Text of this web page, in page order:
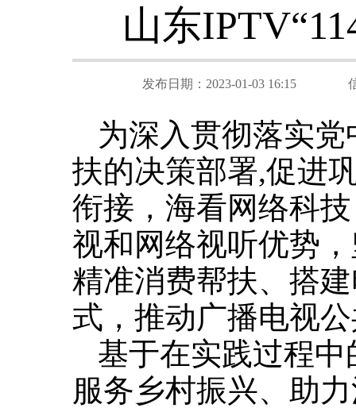
山东
发布日期：2023-01-03 16:15
为深入贯彻落实
扶的决策部署,促进
衔接，海看网络科
视和网络视听优势
精准消费帮扶、搭
式，推动广播电视
基于在实践过程
服务乡村振兴、助